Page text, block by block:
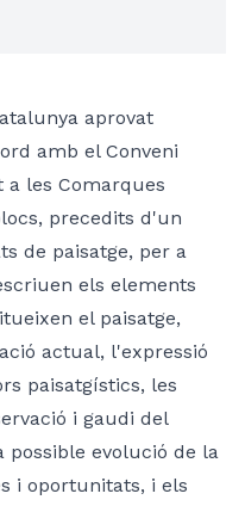
aprovat
amb el Conveni
a les Comarques
precedits d'un
de paisatge, per a
els elements
el paisatge,
actual, l'expressió
paisatgístics, les
i gaudi del
possible evolució de la
i oportunitats, i els